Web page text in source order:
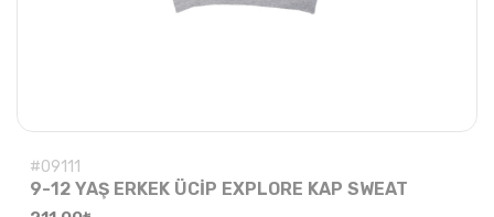
#09111
9-12 YAŞ ERKEK ÜCİP EXPLORE KAP SWEAT